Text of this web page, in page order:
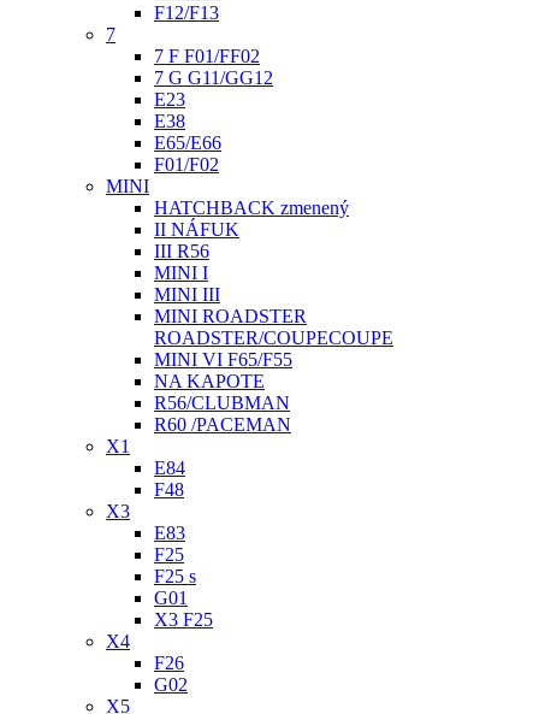
F12/F13
7
7 F F01/FF02
7 G G11/GG12
E23
E38
E65/E66
F01/F02
MINI
HATCHBACK zmenený
II NÁFUK
III R56
MINI I
MINI III
MINI ROADSTER
ROADSTER/COUPECOUPE
MINI VI F65/F55
NA KAPOTE
R56/CLUBMAN
R60 /PACEMAN
X1
E84
F48
X3
E83
F25
F25 s
G01
X3 F25
X4
F26
G02
X5